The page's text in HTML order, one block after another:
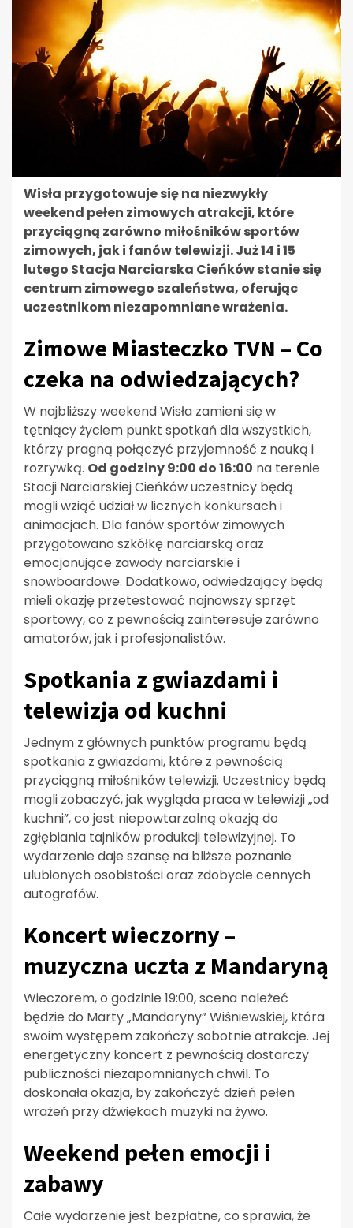
Wisła przygotowuje się na niezwykły
weekend pełen zimowych atrakcji, które
przyciągną zarówno miłośników sportów
zimowych, jak i fanów telewizji. Już 14 i 15
lutego Stacja Narciarska Cieńków stanie się
centrum zimowego szaleństwa, oferując
uczestnikom niezapomniane wrażenia.
Zimowe Miasteczko TVN – Co
czeka na odwiedzających?
W najbliższy weekend Wisła zamieni się w
tętniący życiem punkt spotkań dla wszystkich,
którzy pragną połączyć przyjemność z nauką i
rozrywką. Od godziny 9:00 do 16:00 na terenie
Stacji Narciarskiej Cieńków uczestnicy będą
mogli wziąć udział w licznych konkursach i
animacjach. Dla fanów sportów zimowych
przygotowano szkółkę narciarską oraz
emocjonujące zawody narciarskie i
snowboardowe. Dodatkowo, odwiedzający będą
mieli okazję przetestować najnowszy sprzęt
sportowy, co z pewnością zainteresuje zarówno
amatorów, jak i profesjonalistów.
Spotkania z gwiazdami i
telewizja od kuchni
Jednym z głównych punktów programu będą
spotkania z gwiazdami, które z pewnością
przyciągną miłośników telewizji. Uczestnicy będą
mogli zobaczyć, jak wygląda praca w telewizji „od
kuchni”, co jest niepowtarzalną okazją do
zgłębiania tajników produkcji telewizyjnej. To
wydarzenie daje szansę na bliższe poznanie
ulubionych osobistości oraz zdobycie cennych
autografów.
Koncert wieczorny –
muzyczna uczta z Mandaryną
Wieczorem, o godzinie 19:00, scena należeć
będzie do Marty „Mandaryny” Wiśniewskiej, która
swoim występem zakończy sobotnie atrakcje. Jej
energetyczny koncert z pewnością dostarczy
publiczności niezapomnianych chwil. To
doskonała okazja, by zakończyć dzień pełen
wrażeń przy dźwiękach muzyki na żywo.
Weekend pełen emocji i
zabawy
Całe wydarzenie jest bezpłatne, co sprawia, że